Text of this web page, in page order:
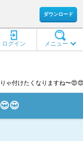
ダウンロード
メニュー
ログイン
ゃ付けたくなりますね〜